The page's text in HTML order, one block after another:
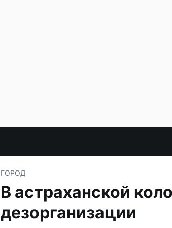
ГОРОД
В астраханской
дезорганизации